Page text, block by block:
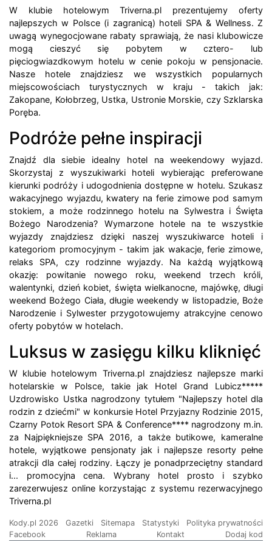
W klubie hotelowym Triverna.pl prezentujemy oferty
najlepszych w Polsce (i zagranicą) hoteli SPA & Wellness. Z
uwagą wynegocjowane rabaty sprawiają, że nasi klubowicze
mogą cieszyć się pobytem w cztero- lub
pięciogwiazdkowym hotelu w cenie pokoju w pensjonacie.
Nasze hotele znajdziesz we wszystkich popularnych
miejscowościach turystycznych w kraju - takich jak:
Zakopane, Kołobrzeg, Ustka, Ustronie Morskie, czy Szklarska
Poręba.
Podróże pełne inspiracji
Znajdź dla siebie idealny hotel na weekendowy wyjazd.
Skorzystaj z wyszukiwarki hoteli wybierając preferowane
kierunki podróży i udogodnienia dostępne w hotelu. Szukasz
wakacyjnego wyjazdu, kwatery na ferie zimowe pod samym
stokiem, a może rodzinnego hotelu na Sylwestra i Święta
Bożego Narodzenia? Wymarzone hotele na te wszystkie
wyjazdy znajdziesz dzięki naszej wyszukiwarce hoteli i
kategoriom promocyjnym - takim jak wakacje, ferie zimowe,
relaks SPA, czy rodzinne wyjazdy. Na każdą wyjątkową
okazję: powitanie nowego roku, weekend trzech króli,
walentynki, dzień kobiet, święta wielkanocne, majówkę, długi
weekend Bożego Ciała, długie weekendy w listopadzie, Boże
Narodzenie i Sylwester przygotowujemy atrakcyjne cenowo
oferty pobytów w hotelach.
Luksus w zasięgu kilku kliknięć
W klubie hotelowym Triverna.pl znajdziesz najlepsze marki
hotelarskie w Polsce, takie jak Hotel Grand Lubicz*****
Uzdrowisko Ustka nagrodzony tytułem "Najlepszy hotel dla
rodzin z dziećmi" w konkursie Hotel Przyjazny Rodzinie 2015,
Czarny Potok Resort SPA & Conference**** nagrodzony m.in.
za Najpiękniejsze SPA 2016, a także butikowe, kameralne
hotele, wyjątkowe pensjonaty jak i najlepsze resorty pełne
atrakcji dla całej rodziny. Łączy je ponadprzeciętny standard
i... promocyjna cena. Wybrany hotel prosto i szybko
zarezerwujesz online korzystając z systemu rezerwacyjnego
Triverna.pl
Kody.pl 2026 Gazetki Sitemapa Statystyki
Polityka prywatności
Facebook
Reklama Kontakt Dodaj kod